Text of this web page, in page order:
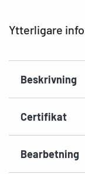
Ytterligare
Beskrivning
Certifikat
Bearbetning